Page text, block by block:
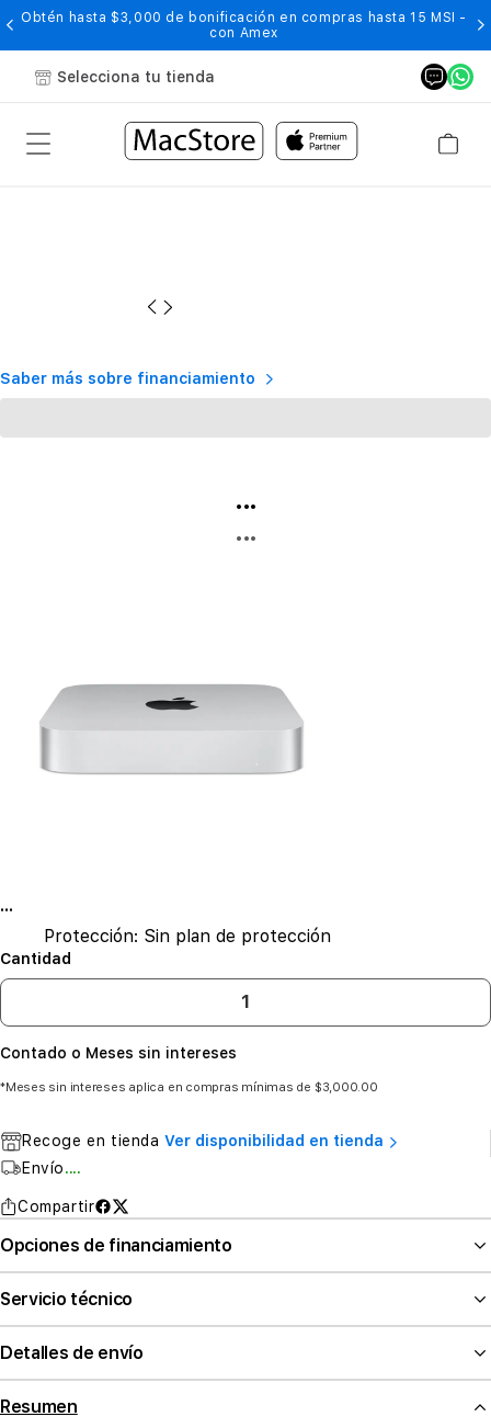
Obtén hasta $3,000 de bonificación en compras hasta 15 MSI -
con Amex
Selecciona tu tienda
Saber más sobre financiamiento
...
...
...
Protección: Sin plan de protección
Cantidad
Contado o Meses sin intereses
*Meses sin intereses aplica en compras mínimas de $3,000.00
Recoge en tienda Ver disponibilidad en tienda
Envío....
Compartir
Opciones de financiamiento
Servicio técnico
Detalles de envío
Resumen